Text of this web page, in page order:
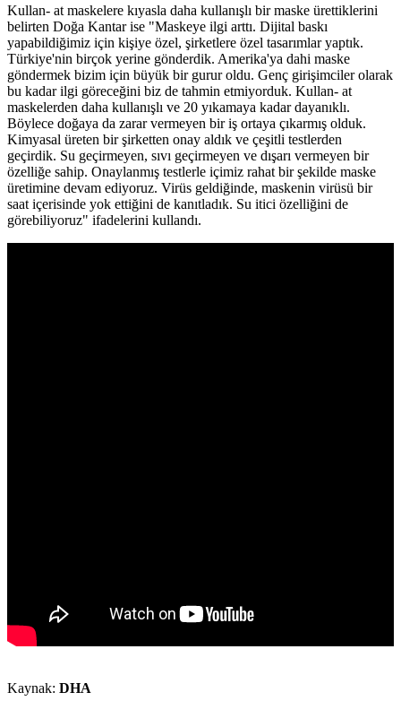
Kullan- at maskelere kıyasla daha kullanışlı bir maske ürettiklerini
belirten Doğa Kantar ise "Maskeye ilgi arttı. Dijital baskı
yapabildiğimiz için kişiye özel, şirketlere özel tasarımlar yaptık.
Türkiye'nin birçok yerine gönderdik. Amerika'ya dahi maske
göndermek bizim için büyük bir gurur oldu. Genç girişimciler olarak
bu kadar ilgi göreceğini biz de tahmin etmiyorduk. Kullan- at
maskelerden daha kullanışlı ve 20 yıkamaya kadar dayanıklı.
Böylece doğaya da zarar vermeyen bir iş ortaya çıkarmış olduk.
Kimyasal üreten bir şirketten onay aldık ve çeşitli testlerden
geçirdik. Su geçirmeyen, sıvı geçirmeyen ve dışarı vermeyen bir
özelliğe sahip. Onaylanmış testlerle içimiz rahat bir şekilde maske
üretimine devam ediyoruz. Virüs geldiğinde, maskenin virüsü bir
saat içerisinde yok ettiğini de kanıtladık. Su itici özelliğini de
görebiliyoruz" ifadelerini kullandı.
Kaynak: DHA